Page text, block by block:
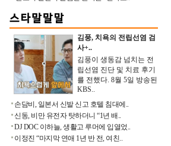
김풍, 치욕의 전립선염 검
사+..
김풍이 생동감 넘치는 전
립선염 진단 및 치료 후기
를 전했다. 8월 5일 방송된
KBS..
손담비, 일본서 신발 신고 호텔 침대에..
신동, 비만 유전자 탓하더니 “1년 배..
DJ DOC 이하늘, 생활고 루머에 입열었..
이정진 “마지막 연애 1년 반 전, 여친..